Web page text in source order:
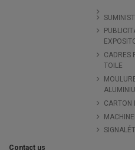
CADRES
TOILE
CARTON
Contact us